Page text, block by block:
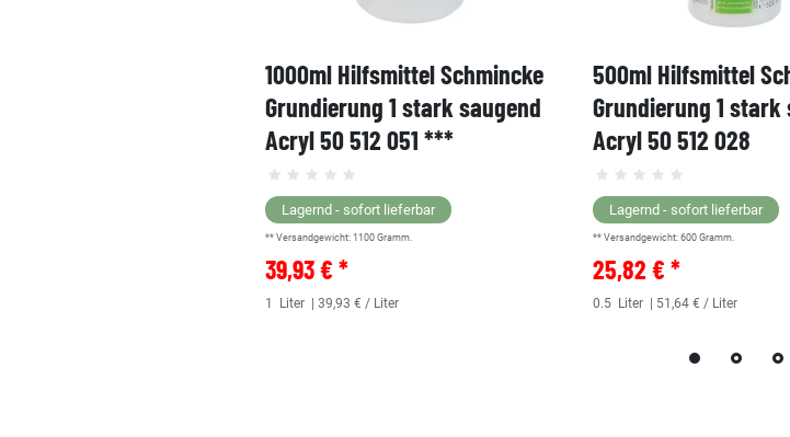
1000ml Hilfsmittel Schmincke
Grundierung 1 stark saugend
Acryl 50 512 051 ***
Lagernd - sofort lieferbar
** Versandgewicht: 1100 Gramm.
39,93 € *
1 Liter | 39,93 € / Liter
500ml Hilfsmittel
Grundierung 1 stark
Acryl 50 512 028
Lagernd - sofort lieferbar
** Versandgewicht: 600 Gramm.
25,82 € *
0.5 Liter | 51,64 € / Liter